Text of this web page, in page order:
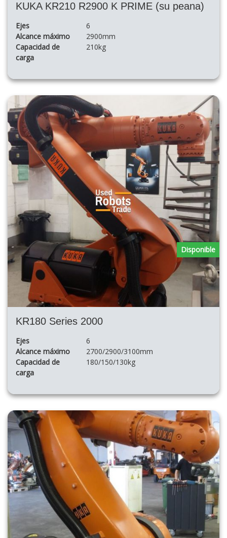
KUKA KR210 R2900 K PRIME (su peana)
Ejes
6
Alcance máximo
2900mm
Capacidad de
carga
210kg
KR180 Series 2000
Ejes
6
Alcance máximo
2700/2900/3100mm
Capacidad de
carga
180/150/130kg
Disponible